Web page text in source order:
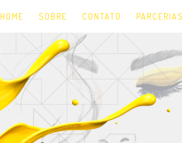
HOME SOBRE CONTATO